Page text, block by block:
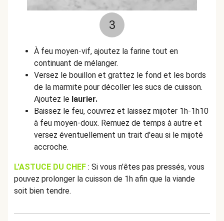
3
À feu moyen-vif, ajoutez la farine tout en
continuant de mélanger.
Versez le bouillon et grattez le fond et les bords
de la marmite pour décoller les sucs de cuisson.
Ajoutez le laurier.
Baissez le feu, couvrez et laissez mijoter 1h-1h10
à feu moyen-doux. Remuez de temps à autre et
versez éventuellement un trait d'eau si le mijoté
accroche.
L'ASTUCE DU CHEF : Si vous n’êtes pas pressés, vous
pouvez prolonger la cuisson de 1h afin que la viande
soit bien tendre.